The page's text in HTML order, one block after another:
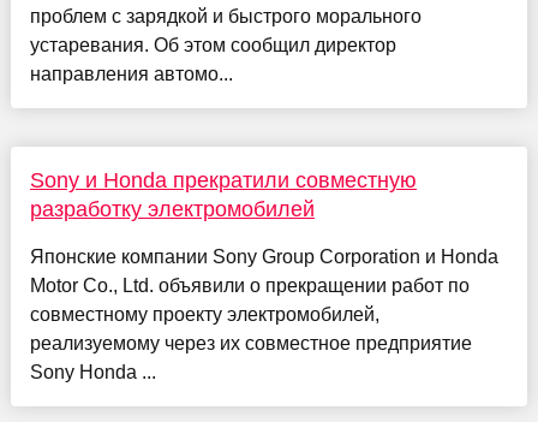
проблем с зарядкой и быстрого морального
устаревания. Об этом сообщил директор
направления автомо...
Sony и Honda прекратили совместную
разработку электромобилей
Японские компании Sony Group Corporation и Honda
Motor Co., Ltd. объявили о прекращении работ по
совместному проекту электромобилей,
реализуемому через их совместное предприятие
Sony Honda ...